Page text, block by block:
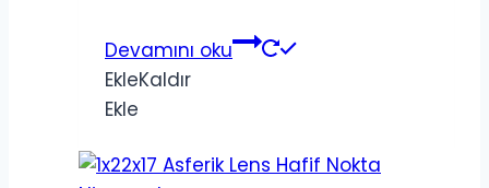
Devamını oku
EkleKaldır
Ekle